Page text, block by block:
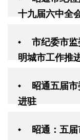
十九届六中全
市纪委市
明城市工作推
昭通五届
进驻
昭通：五